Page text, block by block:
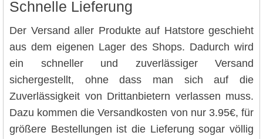
Schnelle Lieferung
Der Versand aller Produkte auf Hatstore geschieht
aus dem eigenen Lager des Shops. Dadurch wird
ein schneller und zuverlässiger Versand
sichergestellt, ohne dass man sich auf die
Zuverlässigkeit von Drittanbietern verlassen muss.
Dazu kommen die Versandkosten von nur 3.95€, für
größere Bestellungen ist die Lieferung sogar völlig